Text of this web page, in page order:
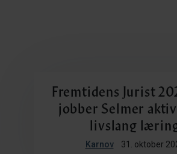
Fremtidens Jurist
jobber Selmer
livslang
Karnov 31. oktober